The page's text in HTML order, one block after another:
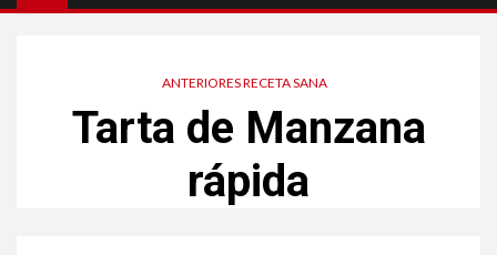
ANTERIORES RECETA SANA
Tarta de Manzana
rápida